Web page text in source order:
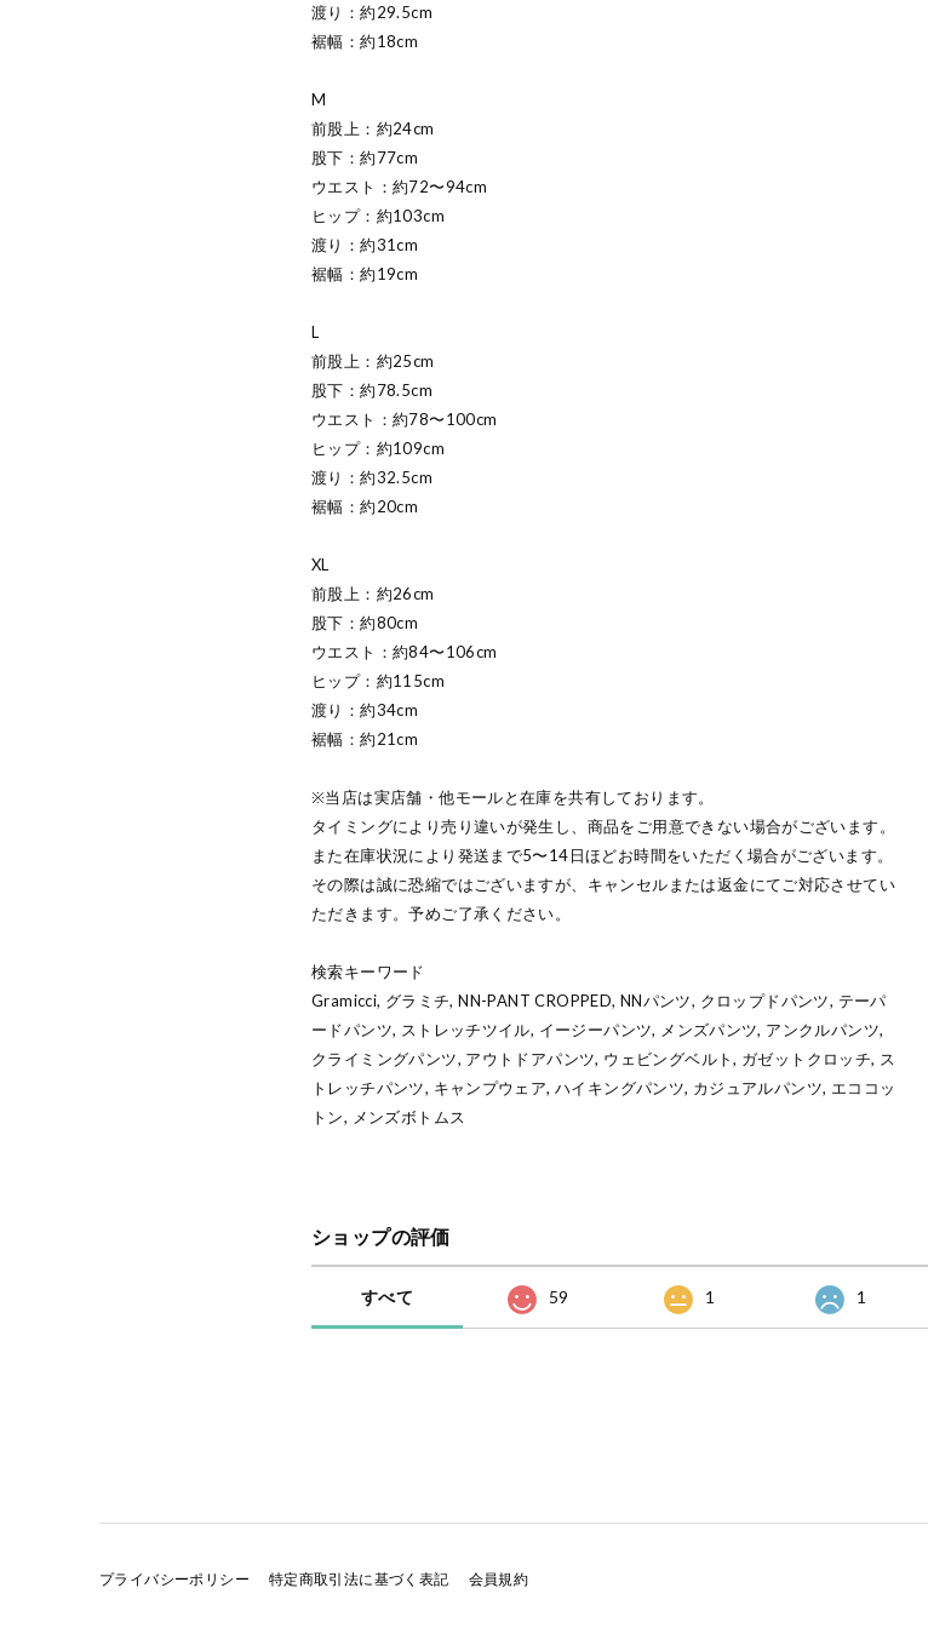
渡り：約29.5cm
裾幅：約18cm
M
前股上：約24cm
股下：約77cm
ウエスト：約72〜94cm
ヒップ：約103cm
渡り：約31cm
裾幅：約19cm
L
前股上：約25cm
股下：約78.5cm
ウエスト：約78〜100cm
ヒップ：約109cm
渡り：約32.5cm
裾幅：約20cm
XL
前股上：約26cm
股下：約80cm
ウエスト：約84〜106cm
ヒップ：約115cm
渡り：約34cm
裾幅：約21cm
※当店は実店舗・他モールと在庫を共有しております。
タイミングにより売り違いが発生し、商品をご用意できない場合がございます。
また在庫状況により発送まで5〜14日ほどお時間をいただく場合がございます。
その際は誠に恐縮ではございますが、キャンセルまたは返金にてご対応させてい
ただきます。予めご了承ください。
検索キーワード
Gramicci, グラミチ, NN-PANT CROPPED, NNパンツ, クロップドパンツ, テーパ
ードパンツ, ストレッチツイル, イージーパンツ, メンズパンツ, アンクルパンツ,
クライミングパンツ, アウトドアパンツ, ウェビングベルト, ガゼットクロッチ, ス
トレッチパンツ, キャンプウェア, ハイキングパンツ, カジュアルパンツ, エココッ
トン, メンズボトムス
ショップの評価
すべて 59 1 1
プライバシーポリシー 特定商取引法に基づく表記 会員規約